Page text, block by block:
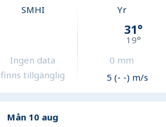
SMHI
Ingen data
finns tillgänglig
Yr
31°
19°
0 mm
5 (- -) m/s
Mån 10 aug